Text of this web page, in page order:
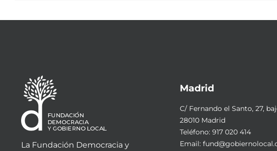
La Fundación Democracia y
Madrid
C/ Fernando el Santo, 27,
28010 Madrid
Teléfono: 917 020 414
Email: